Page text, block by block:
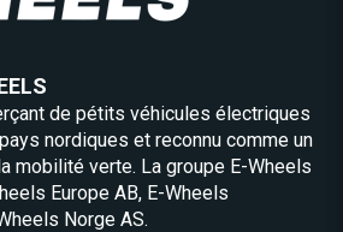
de pétits véhicules électriques
nordiques et reconnu comme un
mobilité verte. La groupe E-Wheels
Europe AB, E­-Wheels
Norge AS.